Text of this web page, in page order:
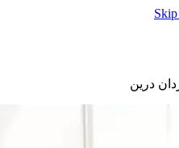
درین